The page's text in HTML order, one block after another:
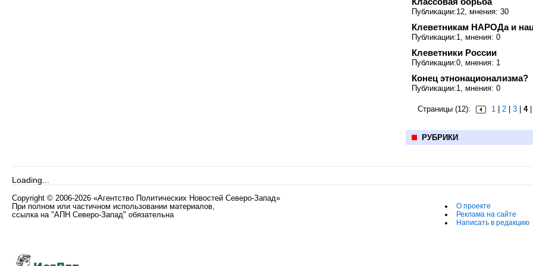
Публикации:12, мнения: 30
Клеветникам НАРОДа и
Публикации:1, мнения: 0
Клеветники России
Публикации:0, мнения: 1
Конец этнонационализма?
Публикации:1, мнения: 0
Страницы (12): 1 2 3 4|
РУБРИКИ
Loading...
Copyright © 2006-2026 «Агентство Политических Новостей Северо-Запад»
При полном или частичном использовании материалов,
ссылка на "АПН Северо-Запад" обязательна
О проекте
Реклама на сайте
Написать в редакцию